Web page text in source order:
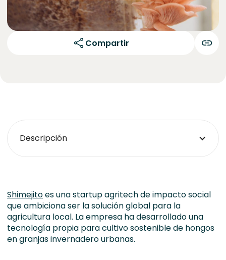
Compartir
Descripción
Shimejitoes una startup agritech de impacto social
que ambiciona ser la solución global para la
agricultura local. La empresa ha desarrollado una
tecnología propia para cultivo sostenible de hongos
en granjas invernadero urbanas.